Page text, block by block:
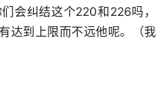
会纠结这个220和226吗，
达到上限而不远他呢。（我